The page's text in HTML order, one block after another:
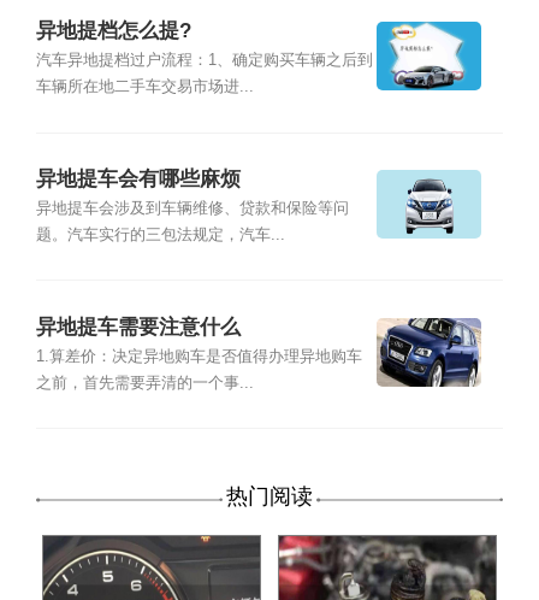
异地提档怎么提?
汽车异地提档过户流程：1、确定购买车辆之后到
车辆所在地二手车交易市场进...
异地提车会有哪些麻烦
异地提车会涉及到车辆维修、贷款和保险等问
题。汽车实行的三包法规定，汽车...
异地提车需要注意什么
1.算差价：决定异地购车是否值得办理异地购车
之前，首先需要弄清的一个事...
热门阅读